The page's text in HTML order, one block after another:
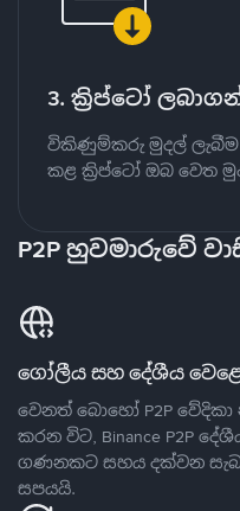
3. ක්‍රිප්ටෝ
විකිණුම්කරු මුදල්
කළ ක්‍රිප්ටෝ ඔබ වෙත
P2P හුවමාරුවේ
ගෝලීය සහ දේශීය
වෙනත් බොහෝ P2P
කරන විට, Binance P2P
ගණනකට සහය දක්වන
සපයයි.